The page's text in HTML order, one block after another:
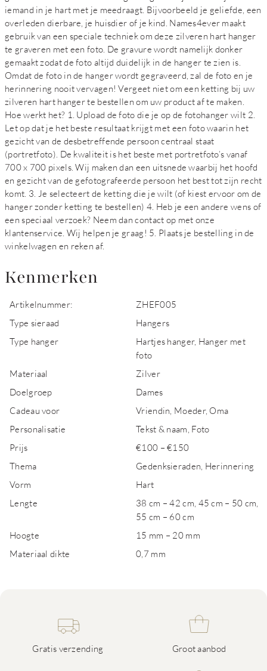
iemand in je hart met je meedraagt. Bijvoorbeeld je geliefde, een
overleden dierbare, je huisdier of je kind. Names4ever maakt
gebruik van een speciale techniek om deze zilveren hart hanger
te graveren met een foto. De gravure wordt namelijk donker
gemaakt zodat de foto altijd duidelijk in de hanger te zien is.
Omdat de foto in de hanger wordt gegraveerd, zal de foto en je
herinnering nooit vervagen! Vergeet niet om een ketting bij uw
zilveren hart hanger te bestellen om uw product af te maken.
Hoe werkt het? 1. Upload de foto die je op de fotohanger wilt 2.
Let op dat je het beste resultaat krijgt met een foto waarin het
gezicht van de desbetreffende persoon centraal staat
(portretfoto). De kwaliteit is het beste met portretfoto’s vanaf
700 x 700 pixels. Wij maken dan een uitsnede waarbij het hoofd
en gezicht van de gefotografeerde persoon het best tot zijn recht
komt. 3. Je selecteert de ketting die je wilt (of kiest ervoor om de
hanger zonder ketting te bestellen) 4. Heb je een andere wens of
een speciaal verzoek? Neem dan contact op met onze
klantenservice. Wij helpen je graag! 5. Plaats je bestelling in de
winkelwagen en reken af.
Kenmerken
Artikelnummer:
ZHEF005
Type sieraad
Hangers
Type hanger
Hartjes hanger, Hanger met
foto
Materiaal
Zilver
Doelgroep
Dames
Cadeau voor
Vriendin, Moeder, Oma
Personalisatie
Tekst & naam, Foto
Prijs
€100 – €150
Thema
Gedenksieraden, Herinnering
Vorm
Hart
Lengte
38 cm – 42 cm, 45 cm – 50 cm,
55 cm – 60 cm
Hoogte
15 mm – 20 mm
Materiaal dikte
0,7 mm
Gratis verzending Groot aanbod